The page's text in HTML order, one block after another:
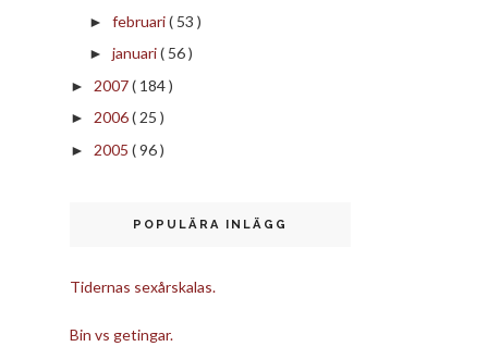
► februari( 53 )
► januari( 56 )
► 2007( 184 )
► 2006( 25 )
► 2005 ( 96 )
POPULÄRA INLÄGG
Tidernas sexårskalas.
Bin vs getingar.